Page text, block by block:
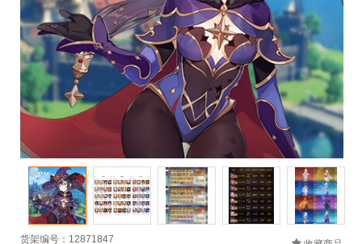
货架编号：12871847